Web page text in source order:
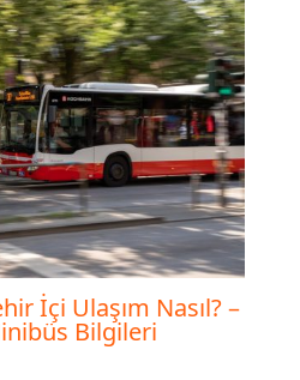
İçi Ulaşım Nasıl? –
Bilgileri